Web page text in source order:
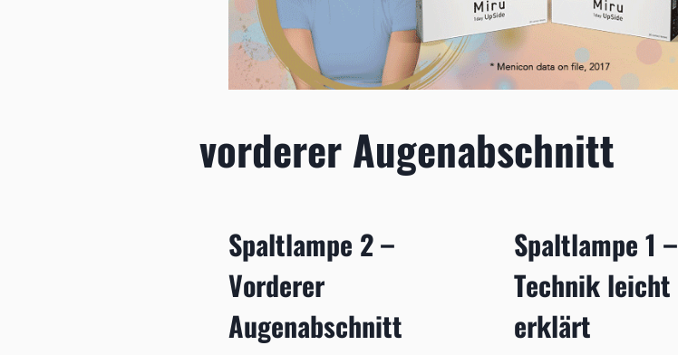
vorderer Augenabschnitt
Spaltlampe 2 –
Vorderer
Augenabschnitt
Spaltlampe 1 –
Technik leicht
erklärt